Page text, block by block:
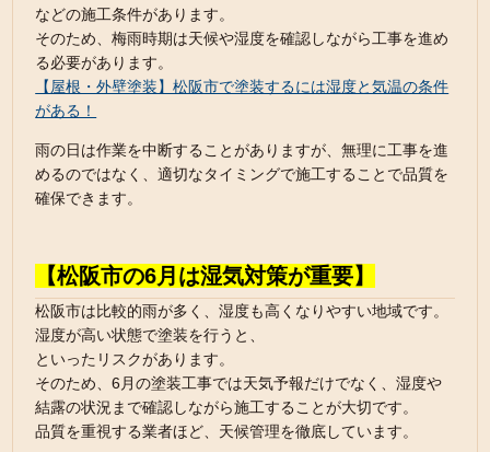
などの施工条件があります。
そのため、梅雨時期は天候や湿度を確認しながら工事を進め
る必要があります。
【屋根・外壁塗装】松阪市で塗装するには湿度と気温の条件
がある！
雨の日は作業を中断することがありますが、無理に工事を進
めるのではなく、適切なタイミングで施工することで品質を
確保できます。
【松阪市の6月は湿気対策が重要】
松阪市は比較的雨が多く、湿度も高くなりやすい地域です。
湿度が高い状態で塗装を行うと、
といったリスクがあります。
そのため、6月の塗装工事では天気予報だけでなく、湿度や
結露の状況まで確認しながら施工することが大切です。
品質を重視する業者ほど、天候管理を徹底しています。